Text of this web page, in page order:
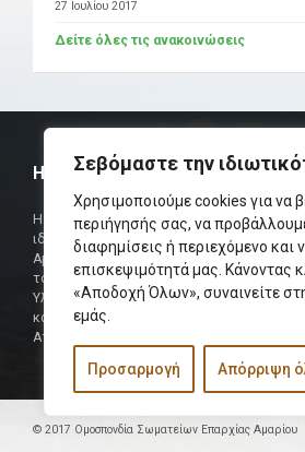
Σεβόμαστε την
Χρησιμοποιούμε cookies για να
περιήγησής σας, να
διαφημίσεις ή περιεχόμενο και
επισκεψιμότητά μας. Κάνοντας
«Αποδοχή Όλων», συναινείτε
εμάς.
Προσαρμογή Απόρριψη
27 Ιουλίου 2017
Δείτε όλες τις ανακοινώσεις
Η ΟΜΟΣΠΟΝΔΙΑ
Η Ομοσπονδία Σωματείων Επαρχίας
ιδρύθηκε και πήρε τη θέση της Ένωσης
Αμαριωτών, που λειτουργούσε από το
το 1984.
Υλοποιήθηκε σε συνεργασία των μελών
και των Δ.Σ των Αμαριώτικων Σωματείων
Αττικής.
© 2017 Ομοσπονδία Σωματείων Επαρχίας Αμαρίου